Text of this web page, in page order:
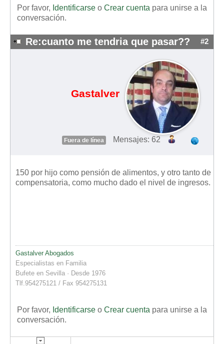
Por favor, Identificarse o Crear cuenta para unirse a la
conversación.
Re:cuanto me tendria que pasar?? #2
Gastalver
Fuera de línea Mensajes: 62
150 por hijo como pensión de alimentos, y otro tanto de
compensatoria, como mucho dado el nivel de ingresos.
Gastalver Abogados
Especialistas en Familia
Bufete en Sevilla · Desde 1976
Tlf.954275121 / Fax 954275131
Por favor, Identificarse o Crear cuenta para unirse a la
conversación.